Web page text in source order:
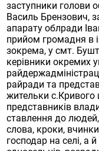
заступники голови
Василь Брензович,
апарату облради
прийом громадня в
зокрема, у смт.
керівники окремих
райради та
жительки с.Кривого
представників
ставлення до людей,
слова, кроки,
господар на селі, а